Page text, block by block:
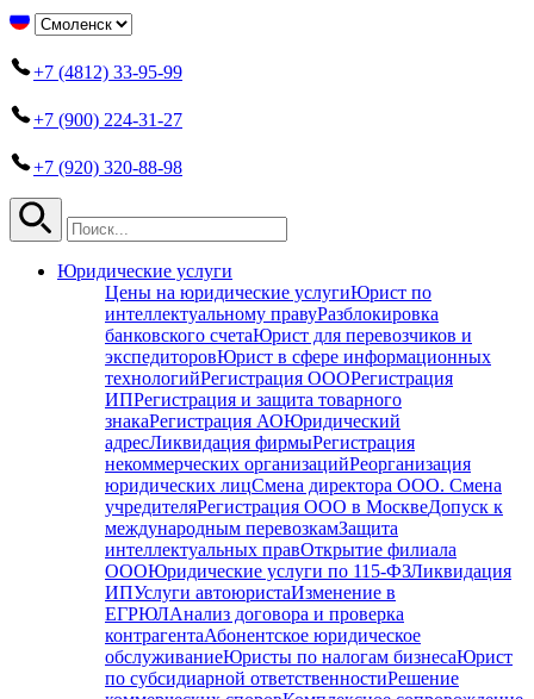
+7 (4812) 33-95-99
+7 (900) 224-31-27
+7 (920) 320-88-98
Юридические услуги
Цены на юридические услугиЮрист по
интеллектуальному правуРазблокировка
банковского счетаЮрист для перевозчиков и
экспедиторовЮрист в сфере информационных
технологийРегистрация ОООРегистрация
ИПРегистрация и защита товарного
знакаРегистрация АОЮридический
адресЛиквидация фирмыРегистрация
некоммерческих организацийРеорганизация
юридических лицСмена директора ООО. Смена
учредителяРегистрация ООО в МосквеДопуск к
международным перевозкамЗащита
интеллектуальных правОткрытие филиала
ОООЮридические услуги по 115-ФЗЛиквидация
ИПУслуги автоюристаИзменение в
ЕГРЮЛАнализ договора и проверка
контрагентаАбонентское юридическое
обслуживаниеЮристы по налогам бизнесаЮрист
по субсидиарной ответственностиРешение